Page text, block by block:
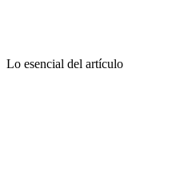
Lo esencial del artículo